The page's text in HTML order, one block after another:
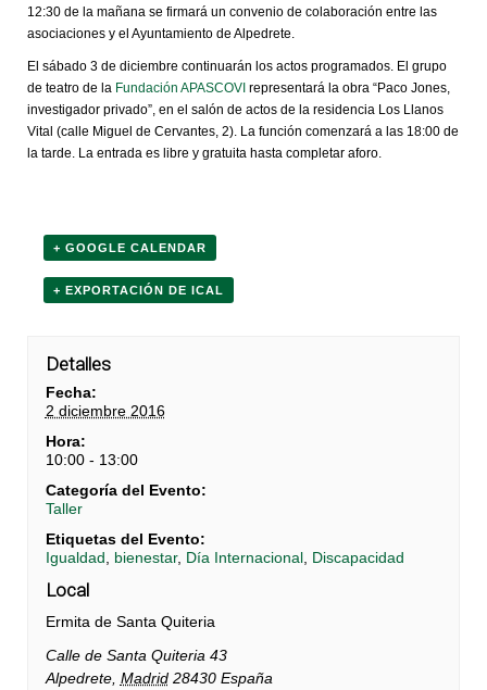
12:30 de la mañana se firmará un convenio de colaboración entre las
asociaciones y el Ayuntamiento de Alpedrete.
El sábado 3 de diciembre continuarán los actos programados. El grupo
de teatro de la Fundación APASCOVI representará la obra “Paco Jones,
investigador privado”, en el salón de actos de la residencia Los Llanos
Vital (calle Miguel de Cervantes, 2). La función comenzará a las 18:00 de
la tarde. La entrada es libre y gratuita hasta completar aforo.
+ GOOGLE CALENDAR
+ EXPORTACIÓN DE ICAL
Detalles
Fecha:
2 diciembre 2016
Hora:
10:00 - 13:00
Categoría del Evento:
Taller
Etiquetas del Evento:
Igualdad
bienestar, Día Internacional, Discapacidad
Local
Ermita de Santa Quiteria
Calle de Santa Quiteria 43
Alpedrete, Madrid 28430 España